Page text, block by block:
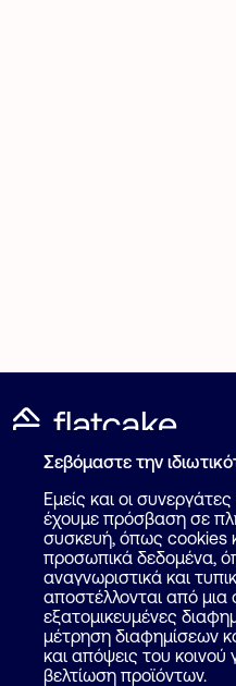
Καταχώρηση Αγγελίας
Πως λειτουργεί
Επικοινωνία
Όροι και προϋποθέσεις
Σεβόμαστε την
Εμείς και οι
έχουμε πρόσβαση σε
συσκευή, όπως cookies
προσωπικά δεδομένα,
αναγνωριστικά και
αποστέλλονται από μια
εξατομικευμένες
μέτρηση διαφημίσεων
και απόψεις του κοινού
βελτίωση προϊόντων.